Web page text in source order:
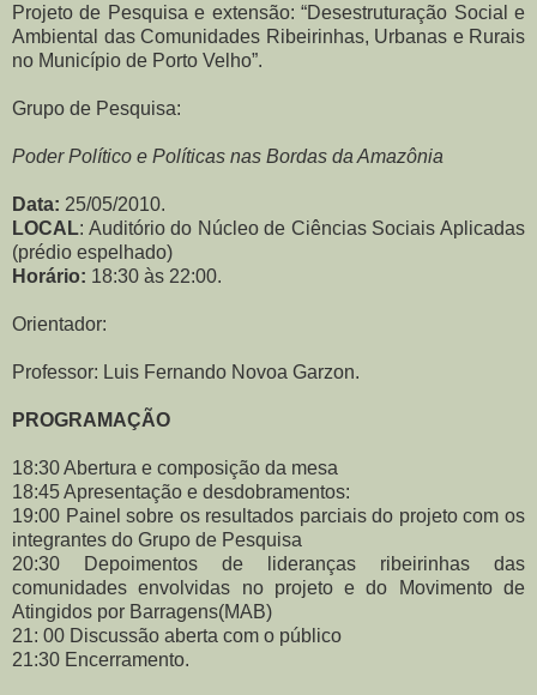
Projeto de Pesquisa e extensão: “Desestruturação Social e
Ambiental das Comunidades Ribeirinhas, Urbanas e Rurais
no Município de Porto Velho”.
Grupo de Pesquisa:
Poder Político e Políticas nas Bordas da Amazônia
Data: 25/05/2010.
LOCAL: Auditório do Núcleo de Ciências Sociais Aplicadas
(prédio espelhado)
Horário: 18:30 às 22:00.
Orientador:
Professor: Luis Fernando Novoa Garzon.
PROGRAMAÇÃO
18:30 Abertura e composição da mesa
18:45 Apresentação e desdobramentos:
19:00 Painel sobre os resultados parciais do projeto com os
integrantes do Grupo de Pesquisa
20:30 Depoimentos de lideranças ribeirinhas das
comunidades envolvidas no projeto e do Movimento de
Atingidos por Barragens(MAB)
21: 00 Discussão aberta com o público
21:30 Encerramento.